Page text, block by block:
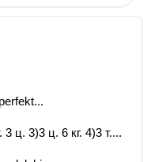
ц. 3)3 ц. 6 кг. 4)3 т....